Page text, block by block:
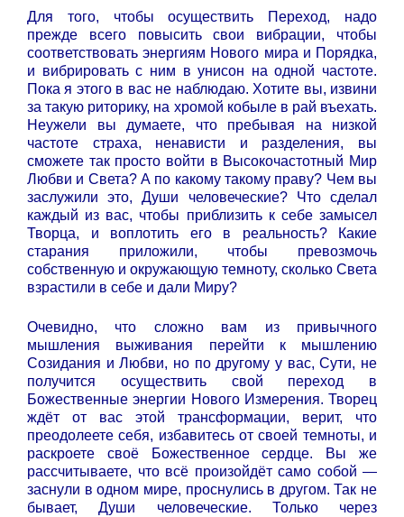
Для того, чтобы осуществить Переход, надо
прежде всего повысить свои вибрации, чтобы
соответствовать энергиям Нового мира и Порядка,
и вибрировать с ним в унисон на одной частоте.
Пока я этого в вас не наблюдаю. Хотите вы, извини
за такую риторику, на хромой кобыле в рай въехать.
Неужели вы думаете, что пребывая на низкой
частоте страха, ненависти и разделения, вы
сможете так просто войти в Высокочастотный Мир
Любви и Света? А по какому такому праву? Чем вы
заслужили это, Души человеческие? Что сделал
каждый из вас, чтобы приблизить к себе замысел
Творца, и воплотить его в реальность? Какие
старания приложили, чтобы превозмочь
собственную и окружающую темноту, сколько Света
взрастили в себе и дали Миру?
Очевидно, что сложно вам из привычного
мышления выживания перейти к мышлению
Созидания и Любви, но по другому у вас, Сути, не
получится осуществить свой переход в
Божественные энергии Нового Измерения. Творец
ждёт от вас этой трансформации, верит, что
преодолеете себя, избавитесь от своей темноты, и
раскроете своё Божественное сердце. Вы же
рассчитываете, что всё произойдёт само собой —
заснули в одном мире, проснулись в другом. Так не
бывает, Души человеческие. Только через